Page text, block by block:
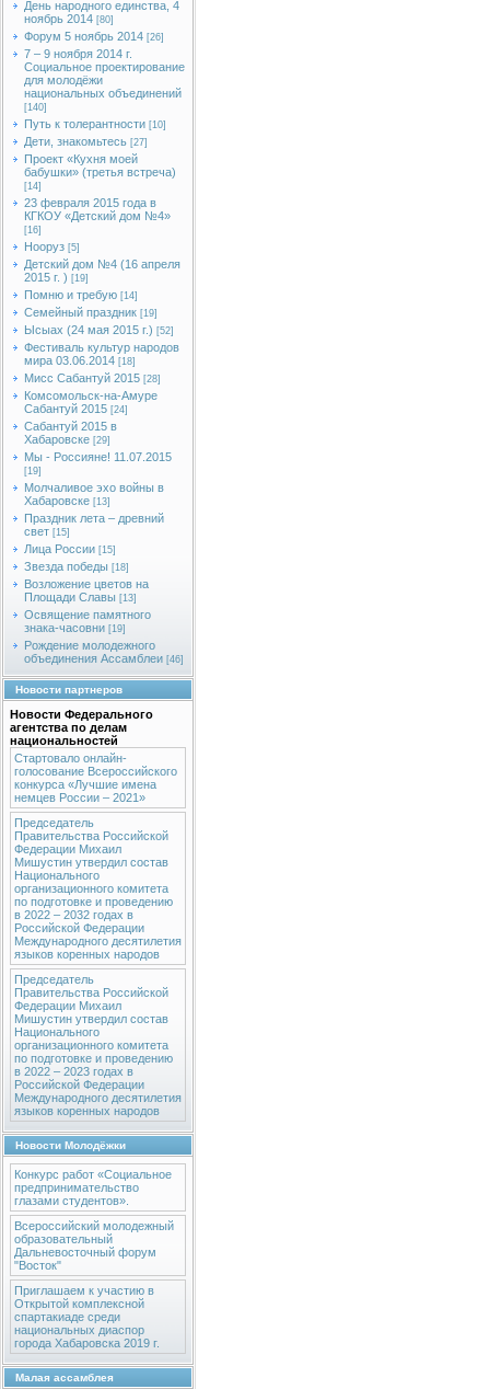
День народного единства, 4
ноябрь 2014 [80]
Форум 5 ноябрь 2014 [26]
7 – 9 ноября 2014 г.
Социальное проектирование
для молодёжи
национальных объединений
[140]
Путь к толерантности [10]
Дети, знакомьтесь [27]
Проект «Кухня моей
бабушки» (третья встреча)
[14]
23 февраля 2015 года в
КГКОУ «Детский дом №4»
[16]
Нооруз [5]
Детский дом №4 (16 апреля
2015 г. ) [19]
Помню и требую [14]
Семейный праздник [19]
Ысыах (24 мая 2015 г.) [52]
Фестиваль культур народов
мира 03.06.2014 [18]
Мисс Сабантуй 2015 [28]
Комсомольск-на-Амуре
Сабантуй 2015 [24]
Сабантуй 2015 в
Хабаровске [29]
Мы - Россияне! 11.07.2015
[19]
Молчаливое эхо войны в
Хабаровске [13]
Праздник лета – древний
свет [15]
Лица России [15]
Звезда победы [18]
Возложение цветов на
Площади Славы [13]
Освящение памятного
знака-часовни [19]
Рождение молодежного
объединения Ассамблеи [46]
Новости партнеров
Новости Федерального
агентства по делам
национальностей
Стартовало онлайн-
голосование Всероссийского
конкурса «Лучшие имена
немцев России – 2021»
Председатель
Правительства Российской
Федерации Михаил
Мишустин утвердил состав
Национального
организационного комитета
по подготовке и проведению
в 2022 – 2032 годах в
Российской Федерации
Международного десятилетия
языков коренных народов
Председатель
Правительства Российской
Федерации Михаил
Мишустин утвердил состав
Национального
организационного комитета
по подготовке и проведению
в 2022 – 2023 годах в
Российской Федерации
Международного десятилетия
языков коренных народов
Новости Молодёжки
Конкурс работ «Социальное
предпринимательство
глазами студентов».
Всероссийский молодежный
образовательный
Дальневосточный форум
"Восток"
Приглашаем к участию в
Открытой комплексной
спартакиаде среди
национальных диаспор
города Хабаровска 2019 г.
Малая ассамблея